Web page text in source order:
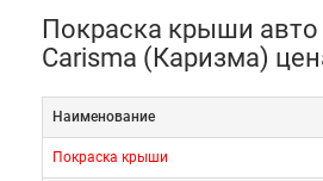
Покраска крыши авто
Carisma (Каризма)
Наименование
Покраска крыши